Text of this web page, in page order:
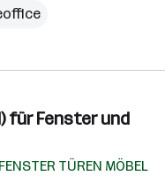
für Fenster und
TÜREN MÖBEL